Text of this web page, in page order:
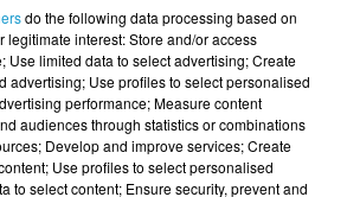
Déjà double lauréat du
brillé cette saison en
d'Italie. C'est la première
ans que les deux rivaux
de départ à 100 % de
Côté français, on
do the following data processing based on
legitimate interest: Store and/or access
Use limited data to select advertising; Create
advertising; Use profiles to select personalised
performance; Measure content
audiences through statistics or combinations
Develop and improve services; Create
Use profiles to select personalised
to select content; Ensure security, prevent and